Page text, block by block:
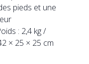
pieds et une
: 2,4 kg /
× 25 × 25 cm